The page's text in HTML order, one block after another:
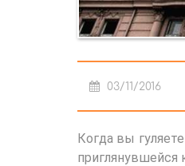
03/11/2016
Когда вы
приглянувшейся